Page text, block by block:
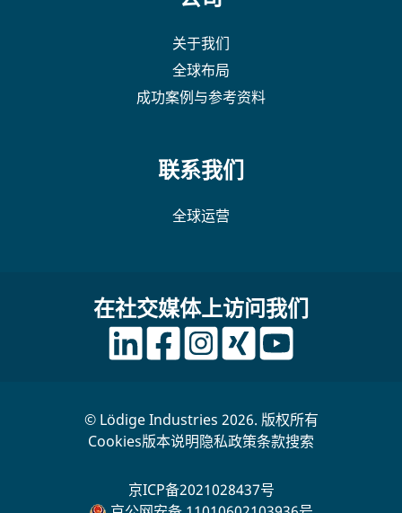
关于我们
全球布局
成功案例与参考资料
联系我们
全球运营
在社交媒体上访问我们
© Lödige Industries 2026. 版权所有
Cookies版本说明隐私政策条款搜索
京ICP备2021028437号